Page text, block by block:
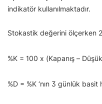
indikatör kullanılmaktadır.
Stokastik değerini ölçerken
%K = 100 x (Kapanış –
%D = %K ‘nın 3 günlük basit